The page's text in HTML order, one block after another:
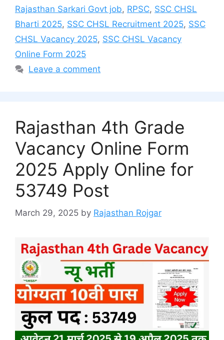
Rajasthan Sarkari Govt job, RPSC, SSC CHSL
Bharti 2025, SSC CHSL Recruitment 2025, SSC
CHSL Vacancy 2025, SSC CHSL Vacancy
Online Form 2025
Leave a comment
Rajasthan 4th Grade
Vacancy Online Form
2025 Apply Online for
53749 Post
March 29, 2025 by Rajasthan Rojgar